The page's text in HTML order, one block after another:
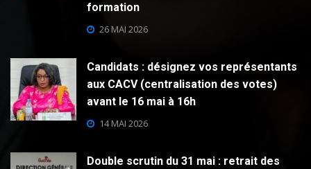
formation
26 MAI 2026
Candidats : désignez vos représentants
aux CACV (centralisation des votes)
avant le 16 mai à 16h
14 MAI 2026
Double scrutin du 31 mai : retrait des